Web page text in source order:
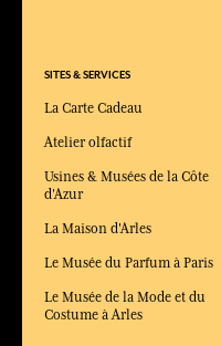
SITES & SERVICES
La Carte Cadeau
Atelier olfactif
Usines & Musées de la Côte
d'Azur
La Maison d'Arles
Le Musée du Parfum à Paris
Le Musée de la Mode et du
Costume à Arles